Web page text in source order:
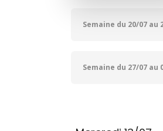
Semaine du 20/07 au
Semaine du 27/07 au